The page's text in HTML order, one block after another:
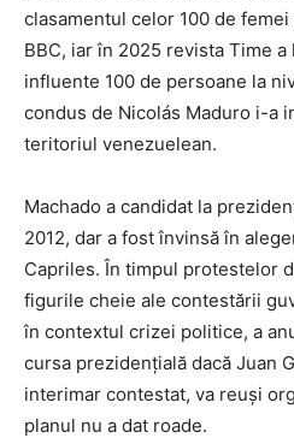
clasamentul celor 100 de
BBC, iar în 2025 revista Time
influente 100 de persoane la
condus de Nicolás Maduro i-a
teritoriul venezuelean.
Machado a candidat la
2012, dar a fost învinsă în
Capriles. În timpul protestelor
figurile cheie ale contestării
în contextul crizei politice, a
cursa prezidențială dacă Juan
interimar contestat, va reuși
planul nu a dat roade.